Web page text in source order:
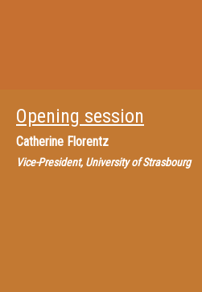
Opening session
Catherine Florentz
Vice-President, University of Strasbourg